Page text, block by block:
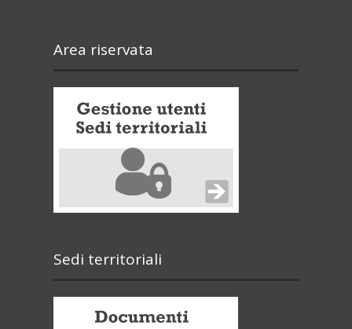
Area riservata
Sedi territoriali